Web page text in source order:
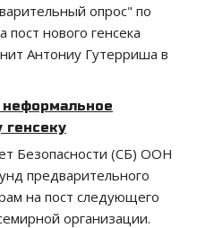
опрос" по
нового генсека
Антониу Гутерриша в
генсеку
Безопасности (СБ) ООН
предварительного
на пост следующего
организации.